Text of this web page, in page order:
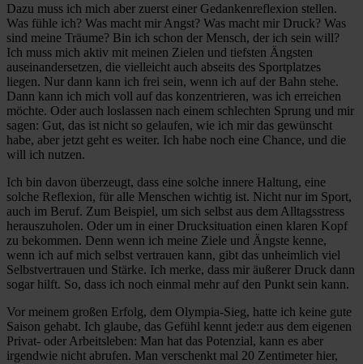
Dazu muss ich mich aber zuerst einer Gedankenreflexion stellen.
Was fühle ich? Was macht mir Angst? Was macht mir Druck? Was
sind meine Träume? Bin ich schon der Mensch, der ich sein will?
Ich muss mich aktiv mit meinen Zielen und tiefsten Ängsten
auseinandersetzen, die vielleicht auch abseits des Sportplatzes
liegen. Nur dann kann ich frei sein, wenn ich auf der Bahn stehe.
Dann kann ich mich voll auf das konzentrieren, was ich erreichen
möchte. Oder auch loslassen nach einem schlechten Sprung und mir
sagen: Gut, das ist nicht so gelaufen, wie ich mir das gewünscht
habe, aber jetzt geht es weiter. Ich habe noch eine Chance, und die
will ich nutzen.
Ich bin davon überzeugt, dass eine solche innere Haltung, eine
solche Reflexion, für alle Menschen wichtig ist. Nicht nur im Sport,
auch im Beruf. Zum Beispiel, um sich selbst aus dem Alltagsstress
herauszuholen. Oder um in einer Drucksituation einen klaren Kopf
zu bekommen. Denn wenn ich meine Ziele und Ängste kenne,
wenn ich auf mich selbst vertrauen kann, gibt das unheimlich viel
Selbstvertrauen und Stärke. Ich merke, dass mir äußerer Druck dann
sogar hilft. So, dass ich noch einmal mehr auf den Punkt sein kann.
Vor meinem großen Erfolg, dem Olympia-Sieg, hatte ich keine gute
Saison gehabt. Ich glaube, das Gefühl kennt jede:r aus dem eigenen
Privat- oder Arbeitsleben: Man hat das Potenzial, kann es aber
irgendwie nicht abrufen. Man verschenkt mal 20 Zentimeter hier,